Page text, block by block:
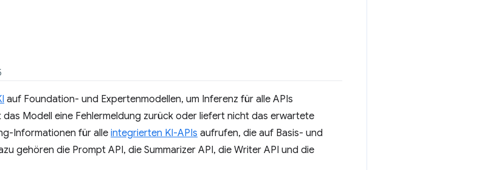
auf Foundation- und Expertenmodellen, um Inferenz für alle APIs
Modell eine Fehlermeldung zurück oder liefert nicht das erwartete
Informationen für alleintegrierten KI-APIs aufrufen, die auf Basis- und
gehören die Prompt API, die Summarizer API, die Writer API und die